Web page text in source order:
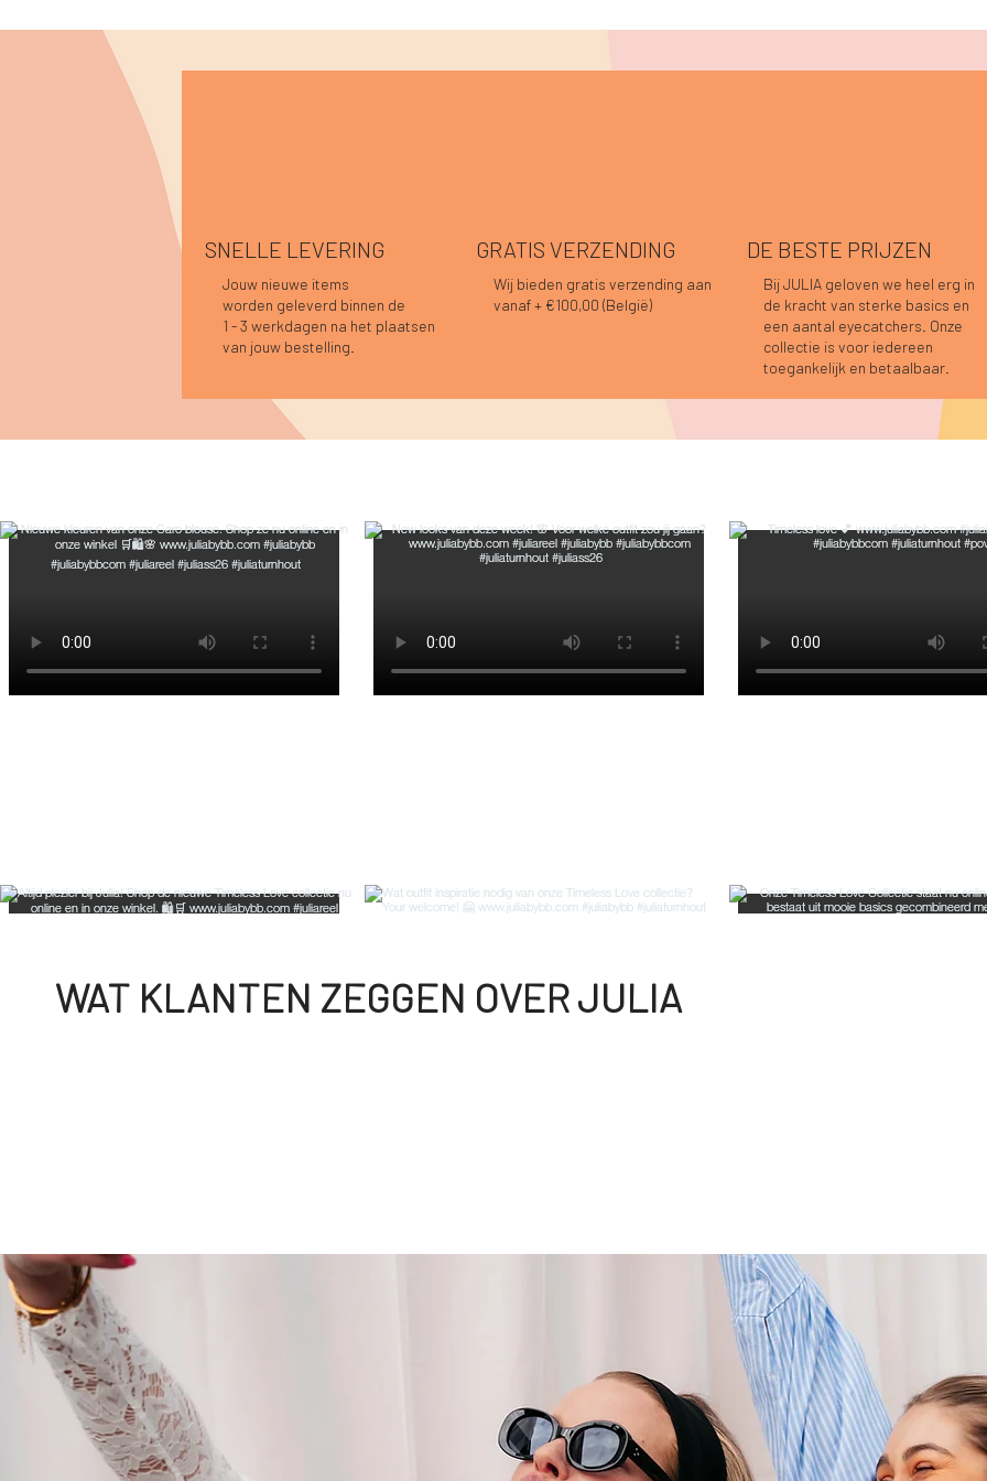
Snel overzicht
Caro blouse donkerblauw
€ 44,95
Snel overzicht
Caro blouse choco
Snel overzicht
Pauline top bordeaux
Prijs
€ 59,95
Snel overzicht
Gitta jurk gestreept donkerblauw
€ 44,95
Snel overzicht
Ana jurk choco
Snel overzicht
Ana jurk olijfgroen
Prijs
€ 44,95
Snel overzicht
Billy ketting lichtblauw
€ 29,95
Snel overzicht
Caro blouse prune
Snel overzicht
Caro blouse bordeaux
Niet op voorraad
SNELLE LEVERING
Jouw nieuwe items
worden geleverd binnen de
1 - 3 werkdagen na het plaatsen
van jouw bestelling.
GRATIS VERZENDING
Wij bieden gratis verzending aan
vanaf + €100,00 (België)
DE BESTE PRIJZEN
Bij JULIA geloven we heel erg in
de kracht van sterke basics en
een aantal eyecatchers. Onze
collectie is voor iedereen
toegankelijk en betaalbaar.
WAT KLANTEN ZEGGEN OVER JULIA